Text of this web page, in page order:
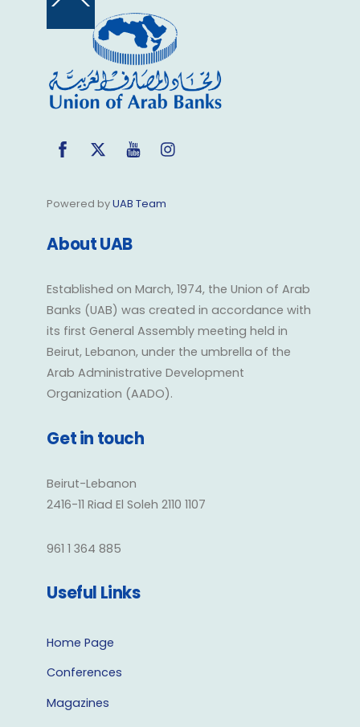
Back
Top
FacebookTwitter YouTube
Powered byUAB Team
About UAB
Established on March, 1974, the Union of Arab
Banks (UAB) was created in accordance with
its first General Assembly meeting held in
Beirut, Lebanon, under the umbrella of the
Arab Administrative Development
Organization (AADO).
Get in touch
Beirut-Lebanon
2416-11 Riad El Soleh 2110 1107
961 1 364 885
Useful Links
Home Page
Conferences
Magazines